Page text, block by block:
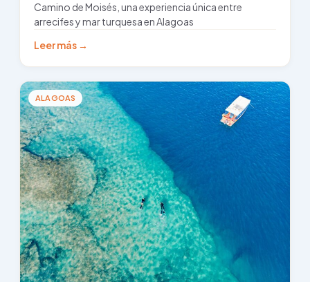
Camino de Moisés, una experiencia única entre
arrecifes y mar turquesa en Alagoas
Leer más →
ALAGOAS